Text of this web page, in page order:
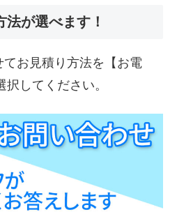
法が選べます！
お見積り方法を【お電
してください。